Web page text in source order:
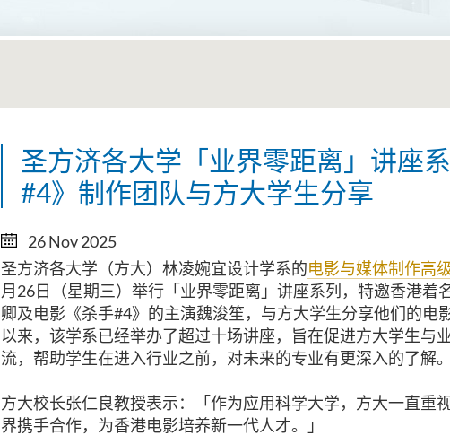
圣方济各大学「业界零距离」讲座
#4》制作团队与方大学生分享
26 Nov 2025
圣方济各大学（方大）林凌婉宜设计学系的电影与媒体制作高
月26日（星期三）举行「业界零距离」讲座系列，特邀香港着
卿及电影《杀手#4》的主演魏浚笙，与方大学生分享他们的电
以来，该学系已经举办了超过十场讲座，旨在促进方大学生与
流，帮助学生在进入行业之前，对未来的专业有更深入的了解。
方大校长张仁良教授表示：「作为应用科学大学，方大一直重
界携手合作，为香港电影培养新一代人才。」